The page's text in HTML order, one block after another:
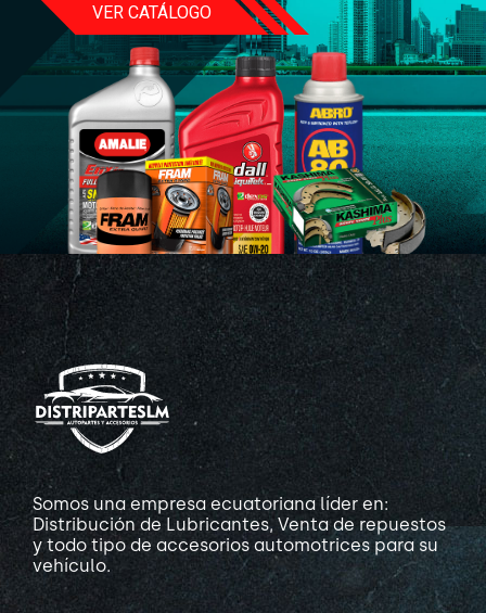
VER CATÁLOGO
Somos una empresa ecuatoriana líder en:
Distribución de Lubricantes, Venta de repuestos
y todo tipo de accesorios automotrices para su
vehículo.